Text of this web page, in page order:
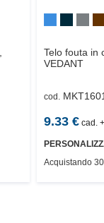
Telo fouta in
VEDANT
cod.
9.33€ cad.
Acquistando